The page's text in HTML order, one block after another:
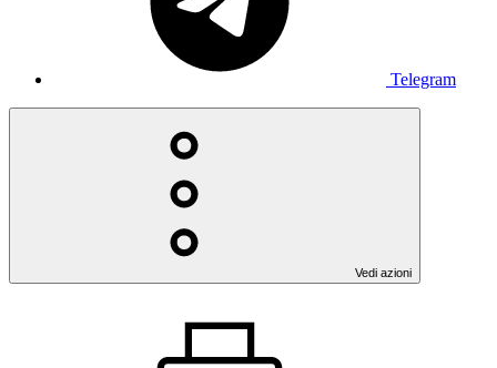
Telegram
Vedi azioni